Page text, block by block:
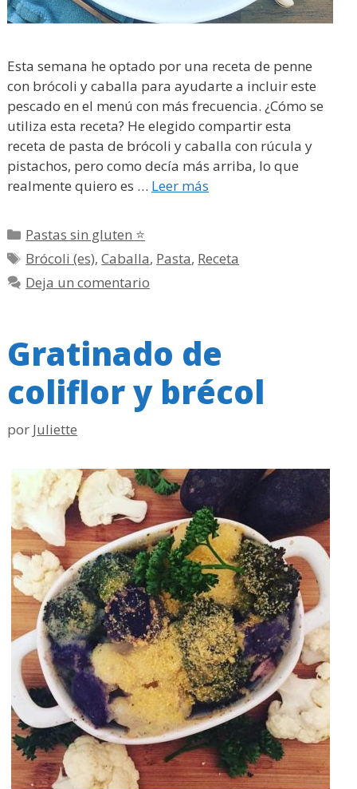
Esta semana he optado por una receta de penne
con brócoli y caballa para ayudarte a incluir este
pescado en el menú con más frecuencia. ¿Cómo se
utiliza esta receta? He elegido compartir esta
receta de pasta de brócoli y caballa con rúcula y
pistachos, pero como decía más arriba, lo que
realmente quiero es … Leer más
Categorías
Pastas sin gluten ⭐
Etiquetas
Brócoli (es),Caballa, Pasta, Receta
Deja un comentario
Gratinado de
coliflor y brécol
por Juliette